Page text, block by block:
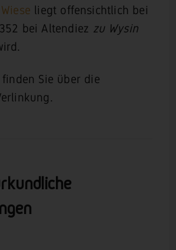
liegt offensichtlich bei
bei Altendiez zu Wysin
Sie über die